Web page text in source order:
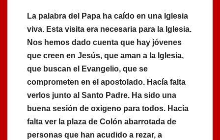
La palabra del Papa ha caído en una Iglesia
viva. Esta visita era necesaria para la Iglesia.
Nos hemos dado cuenta que hay jóvenes
que creen en Jesús, que aman a la Iglesia,
que buscan el Evangelio, que se
comprometen en el apostolado. Hacía falta
verlos junto al Santo Padre. Ha sido una
buena sesión de oxigeno para todos. Hacia
falta ver la plaza de Colón abarrotada de
personas que han acudido a rezar, a